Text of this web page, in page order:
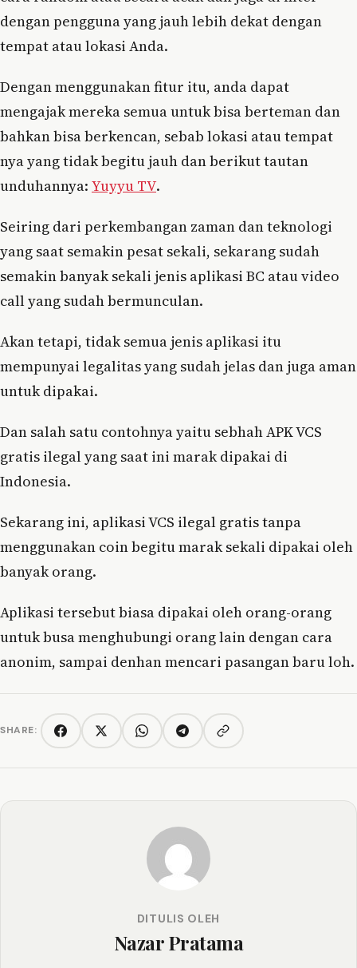
dengan pengguna yang jauh lebih dekat dengan
tempat atau lokasi Anda.
Dengan menggunakan fitur itu, anda dapat
mengajak mereka semua untuk bisa berteman dan
bahkan bisa berkencan, sebab lokasi atau tempat
nya yang tidak begitu jauh dan berikut tautan
unduhannya: Yuyyu TV.
Seiring dari perkembangan zaman dan teknologi
yang saat semakin pesat sekali, sekarang sudah
semakin banyak sekali jenis aplikasi BC atau video
call yang sudah bermunculan.
Akan tetapi, tidak semua jenis aplikasi itu
mempunyai legalitas yang sudah jelas dan juga aman
untuk dipakai.
Dan salah satu contohnya yaitu sebhah APK VCS
gratis ilegal yang saat ini marak dipakai di
Indonesia.
Sekarang ini, aplikasi VCS ilegal gratis tanpa
menggunakan coin begitu marak sekali dipakai oleh
banyak orang.
Aplikasi tersebut biasa dipakai oleh orang-orang
untuk busa menghubungi orang lain dengan cara
anonim, sampai denhan mencari pasangan baru loh.
SHARE: FacebookTwitter/XWhatsAppTelegramCopy link
DITULIS OLEH
Nazar Pratama